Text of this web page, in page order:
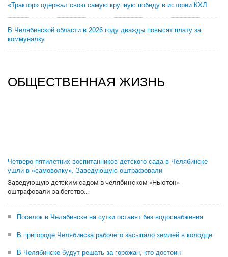
«Трактор» одержал свою самую крупную победу в истории КХЛ
В Челябинской области в 2026 году дважды повысят плату за
коммуналку
ОБЩЕСТВЕННАЯ ЖИЗНЬ
Четверо пятилетних воспитанников детского сада в Челябинске
ушли в «самоволку». Заведующую оштрафовали
Заведующую детским садом в челябинском «Ньютон»
оштрафовали за бегство...
Поселок в Челябинске на сутки оставят без водоснабжения
В пригороде Челябинска рабочего засыпало землей в колодце
В Челябинске будут решать за горожан, кто достоин